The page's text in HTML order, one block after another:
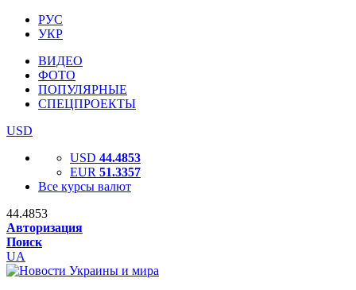
РУС
УКР
ВИДЕО
ФОТО
ПОПУЛЯРНЫЕ
СПЕЦПРОЕКТЫ
USD
USD 44.4853
EUR 51.3357
Все курсы валют
44.4853
Авторизация
Поиск
UA